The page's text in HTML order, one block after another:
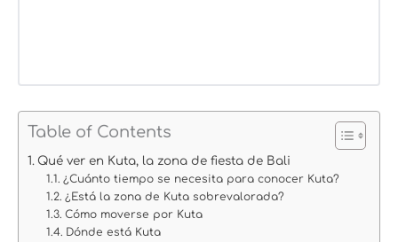
Table of Contents
Qué ver en Kuta, la zona de fiesta de Bali
¿Cuánto tiempo se necesita para conocer Kuta?
¿Está la zona de Kuta sobrevalorada?
Cómo moverse por Kuta
Dónde está Kuta